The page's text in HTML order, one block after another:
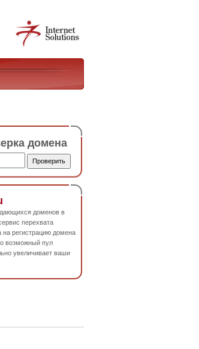
домена
доменов в
перехвата
на регистрацию домена
возможный пул
увеличивает ваши